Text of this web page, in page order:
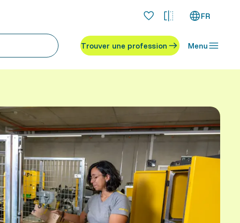
FR
Trouver une profession Menu